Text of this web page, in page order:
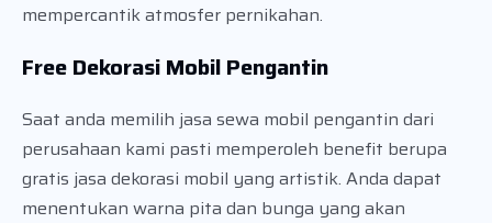
mempercantik atmosfer pernikahan.
Free Dekorasi Mobil Pengantin
Saat anda memilih jasa sewa mobil pengantin dari
perusahaan kami pasti memperoleh benefit berupa
gratis jasa dekorasi mobil yang artistik. Anda dapat
menentukan warna pita dan bunga yang akan